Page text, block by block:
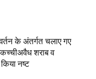
के अंतर्गत चलाए गए
शराब व
नष्ट